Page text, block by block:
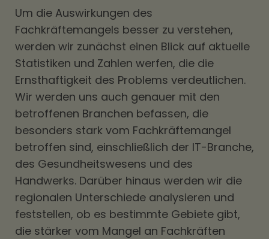
Um die Auswirkungen des
Fachkräftemangels besser zu verstehen,
werden wir zunächst einen Blick auf aktuelle
Statistiken und Zahlen werfen, die die
Ernsthaftigkeit des Problems verdeutlichen.
Wir werden uns auch genauer mit den
betroffenen Branchen befassen, die
besonders stark vom Fachkräftemangel
betroffen sind, einschließlich der IT-Branche,
des Gesundheitswesens und des
Handwerks. Darüber hinaus werden wir die
regionalen Unterschiede analysieren und
feststellen, ob es bestimmte Gebiete gibt,
die stärker vom Mangel an Fachkräften